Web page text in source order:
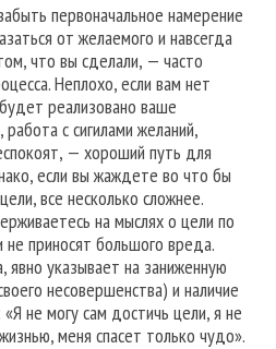
первоначальное намерение
от желаемого и навсегда
что вы сделали, — часто
Неплохо, если вам нет
реализовано ваше
с сигилами желаний,
— хороший путь для
если вы жаждете во что бы
все несколько сложнее.
на мыслях о цели по
не приносят большого вреда.
указывает на заниженную
несовершенства) и наличие
«Я не могу сам достичь цели, я не
меня спасет только чудо».